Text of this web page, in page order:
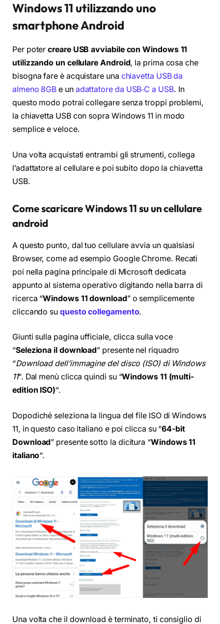
Windows 11 utilizzando uno
smartphone Android
Per potercreare USB avviabile con Windows 11
utilizzando un cellulare Android, la prima cosa che
bisogna fare è acquistare una chiavetta USB da
almeno 8GB e un adattatore da USB‑C a USB. In
questo modo potrai collegare senza troppi problemi,
la chiavetta USB con sopra Windows 11 in modo
semplice e veloce.
Una volta acquistati entrambi gli strumenti, collega
l’adattatore al cellulare e poi subito dopo la chiavetta
USB.
Come scaricare Windows 11 su un cellulare
android
A questo punto, dal tuo cellulare avvia un qualsiasi
Browser, come ad esempio Google Chrome. Recati
poi nella pagina principale di Microsoft dedicata
appunto al sistema operativo digitando nella barra di
ricerca “Windows 11 download” o semplicemente
cliccando su questo collegamento.
Giunti sulla pagina ufficiale, clicca sulla voce
“Seleziona il download” presente nel riquadro
“Download dell’immagine del disco (ISO) di Windows
11“. Dal menù clicca quindi su “Windows 11 (multi-
edition ISO)“.
Dopodiché seleziona la lingua del file ISO di Windows
11, in questo caso italiano e poi clicca su “64-bit
Download” presente sotto la dicitura “Windows 11
italiano“.
Una volta che il download è terminato, ti consiglio di